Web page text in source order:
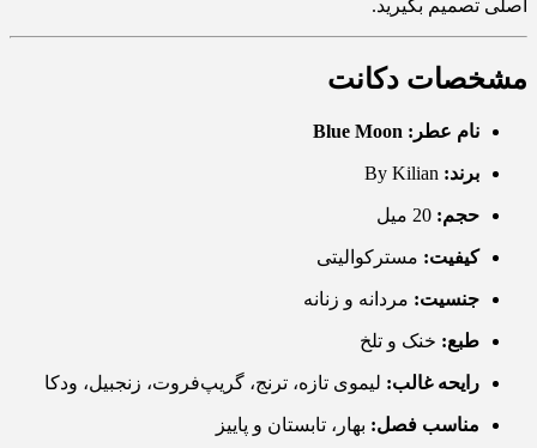
اصلی تصمیم بگیرید.
مشخصات دکانت
نام عطر: Blue Moon
برند:
حجم:
کیفیت: مسترکوالیتی
جنسیت: مردانه و زنانه
طبع: خنک و تلخ
رایحه غالب: لیموی تازه، ترنج، گریپ‌فروت، زنجبیل، ودکا
مناسب فصل: بهار، تابستان و پاییز